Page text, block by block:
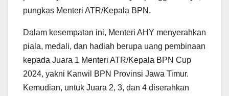
pungkas Menteri ATR/Kepala BPN.
Dalam kesempatan ini, Menteri AHY menyerahkan
piala, medali, dan hadiah berupa uang pembinaan
kepada Juara 1 Menteri ATR/Kepala BPN Cup
2024, yakni Kanwil BPN Provinsi Jawa Timur.
Kemudian, untuk Juara 2, 3, dan 4 diserahkan